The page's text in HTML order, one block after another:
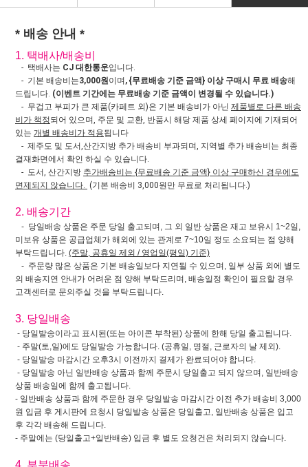
* 배송 안내 *
1. 택배사/배송비
- 택배사는 CJ 대한통운입니다.
- 기본 배송비는3,000원이며 , {무료배송 기준 금액} 이상 구매시 무료 배송해
드립니다. (이벤트 기간에는 무료배송 기준 금액이 변경될 수 있습니다.)
- 무겁고 부피가 큰 제품(카페트 외)은 기본 배송비가 아닌 제품별로 다른 배송
비가 책정되어 있으며, 주문 및 교환, 반품시 해당 제품 상세 페이지에 기재되어
있는 개별 배송비가 적용됩니다
- 제주도 및 도서,산간지방 추가 배송비 부과되며, 지역별 추가 배송비는 최종
결재화면에서 확인 하실 수 있습니다.
- 도서, 산간지방 추가배송비는 {무료배송 기준 금액} 이상 구매하신 경우에도
면제되지 않습니다. (기본 배송비 3,000원만 무료로 처리됩니다.)
2. 배송기간
- 당일배송 상품은 주문 당일 출고되며, 그 외 일반 상품은 재고 보유시 1~2일,
미보유 상품은 공급업체가 해외에 있는 관계로 7~10일 정도 소요되는 점 양해
부탁드립니다. (주말, 공휴일 제외 / 영업일(평일) 기준)
- 주문량 많은 상품은 기본 배송일보다 지연될 수 있으며, 일부 상품 외에 별도
의 배송지연 안내가 어려운 점 양해 부탁드리며, 배송일정 확인이 필요할 경우
고객센터로 문의주실 것을 부탁드립니다.
3. 당일배송
- 당일발송이라고 표시된(또는 아이콘 부착된) 상품에 한해 당일 출고됩니다.
- 주말(토,일)에도 당일발송 가능합니다. (공휴일, 명절, 근로자의 날 제외).
- 당일발송 마감시간 오후3시 이전까지 결제가 완료되어야 합니다.
- 당일발송 아닌 일반배송 상품과 함께 주문시 당일출고 되지 않으며, 일반배송
상품 배송일에 함께 출고됩니다.
- 일반배송 상품과 함께 주문한 경우 당일발송 마감시간 이전 추가 배송비 3,000
원 입금 후 게시판에 요청시 당일발송 상품은 당일출고, 일반배송 상품은 입고
후 각각 배송해 드립니다.
- 주말에는 (당일출고+일반배송) 입금 후 별도 요청건은 처리되지 않습니다.